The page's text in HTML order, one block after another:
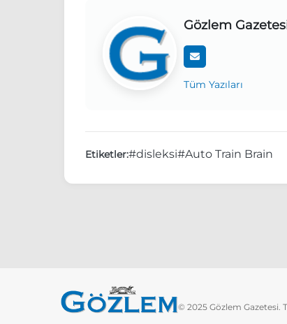
Gözlem
Tüm Yazıları
Etiketler:#disleksi#Auto Train Brain
© 2025 Gözlem Gazetesi.